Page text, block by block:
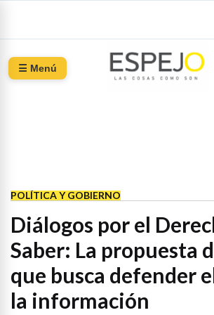
☰ Menú
POLÍTICA Y GOBIERNO
Diálogos por el
Saber: La propuesta
que busca defender
la información